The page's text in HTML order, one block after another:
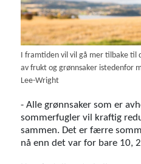
I framtiden vil vil gå mer tilbake
av frukt og grønnsaker istedenfor
Lee-Wright
- Alle grønnsaker som er
sommerfugler vil kraftig
sammen. Det er færre
nå enn det var for bare 10,